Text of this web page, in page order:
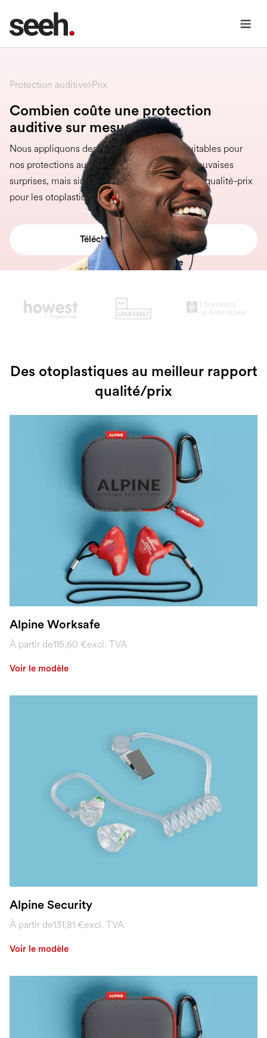
Protection auditive Prix
Combien coûte une protection
auditive sur mesure ?
Nous appliquons des prix compétitifs et équitables pour
nos protections auditives sur mesure. Sans mauvaises
surprises, mais simplement le meilleur rapport qualité-prix
pour les otoplastiques.
Télécharger la liste de prix
Télécharger la brochure
Des otoplastiques au meilleur rapport
qualité/prix
Alpine Worksafe
À partir de115,60 €excl. TVA
Voir le modèle
Alpine Security
À partir de131,81 €excl. TVA
Voir le modèle